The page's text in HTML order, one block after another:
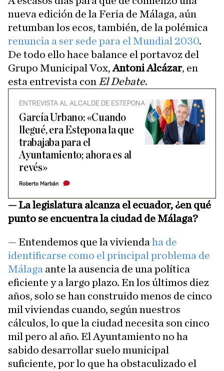
nueva edición de la Feria de Málaga, aún
retumban los ecos, también, de la polémica
renuncia a ser sede para el Mundial 2030.
De todo ello hace balance el portavoz del
Grupo Municipal Vox,Antoni Alcázar, en
esta entrevista con El Debate.
ENTREVISTA AL ALCALDE DE ESTEPONA
García Urbano: «Cuando
llegué, era Estepona la que
trabajaba para el
Ayuntamiento; ahora es al
revés»
Roberto Marbán
—La legislatura alcanza el ecuador, ¿en qué
punto se encuentra la ciudad de Málaga?
— Entendemos que la vivienda ha de
identificarse como el principal problema de
Málaga ante la ausencia de una política
eficiente y a largo plazo. En los últimos diez
años, solo se han construido menos de cinco
mil viviendas cuando, según nuestros
cálculos, lo que la ciudad necesita son cinco
mil pero al año. El Ayuntamiento no ha
sabido desarrollar suelo municipal
suficiente, por lo que ha obstaculizado el